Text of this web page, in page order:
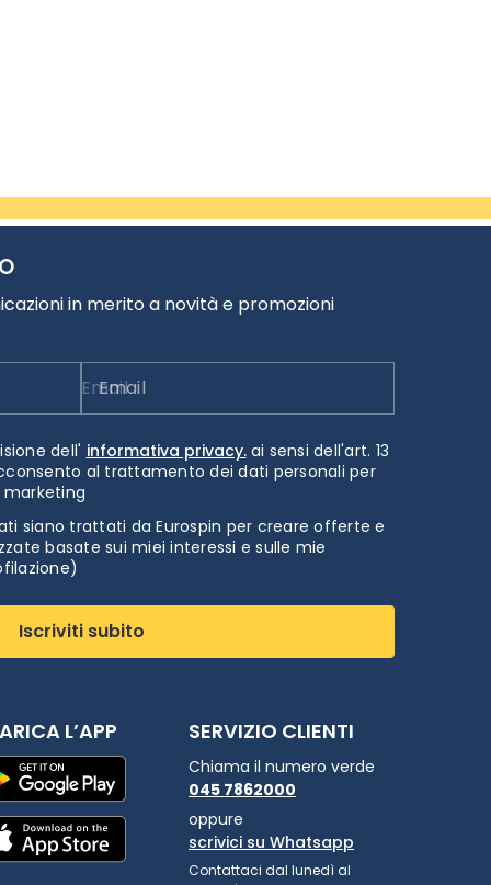
in merito a novità e promozioni
Email
dell' informativa privacy.ai sensi dell'art. 13
al trattamento dei dati personali per
siano trattati da Eurospin per creare offerte e
basate sui miei interessi e sulle mie
Iscriviti subito
L’APP SERVIZIO CLIENTI
Chiama il numero verde
045 7862000
oppure
scrivici su Whatsapp
Contattaci dal lunedì al